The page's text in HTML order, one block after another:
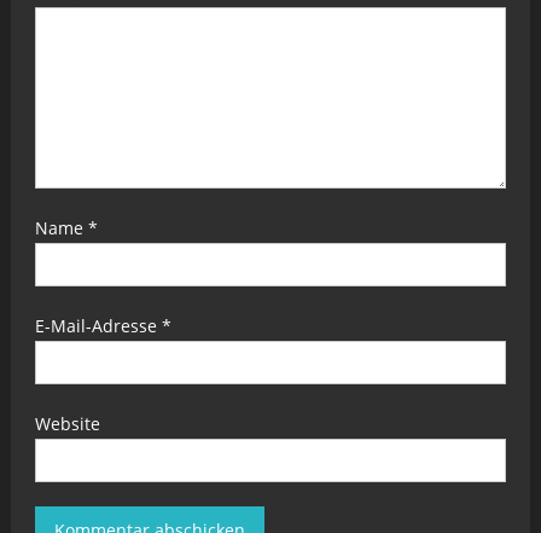
Name *
E-Mail-Adresse *
Website